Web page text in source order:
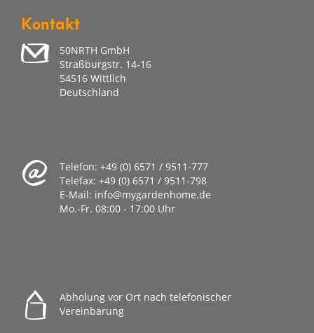
Kontakt
50NRTH GmbH
Straßburgstr. 14-16
54516 Wittlich
Deutschland
Telefon: +49 (0) 6571 / 9511-777
Telefax: +49 (0) 6571 / 9511-798
E-Mail: info@mygardenhome.de
Mo.-Fr. 08:00 - 17:00 Uhr
Abholung vor Ort nach telefonischer
Vereinbarung